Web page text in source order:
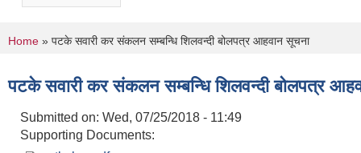
You are here
Home » पटके सवारी कर संकलन सम्बन्धि शिलवन्दी बोलपत्र आहवान सूचना
पटके सवारी कर संकलन सम्बन्धि शिलवन्दी बोलपत्र
Submitted on: Wed, 07/25/2018 - 11:49
Supporting Documents: